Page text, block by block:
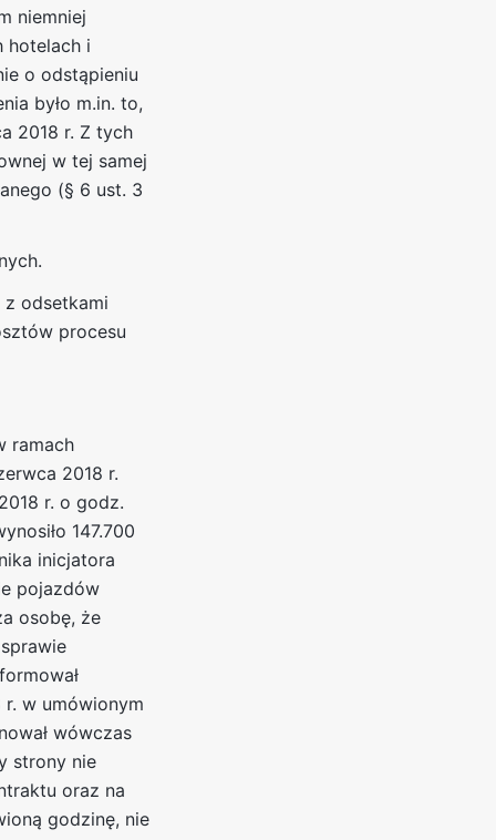
niemniej
hotelach i
o odstąpieniu
było m.in. to,
2018 r. Z tych
w tej samej
(§ 6 ust. 3
z odsetkami
procesu
ramach
2018 r.
r. o godz.
147.700
inicjatora
pojazdów
osobę, że
w umówionym
wówczas
strony nie
oraz na
godzinę, nie